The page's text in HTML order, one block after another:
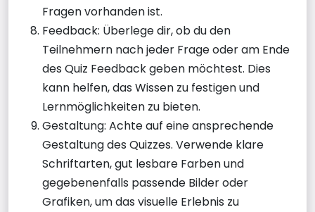
Fragen vorhanden ist.
Feedback: Überlege dir, ob du den
Teilnehmern nach jeder Frage oder am Ende
des Quiz Feedback geben möchtest. Dies
kann helfen, das Wissen zu festigen und
Lernmöglichkeiten zu bieten.
Gestaltung: Achte auf eine ansprechende
Gestaltung des Quizzes. Verwende klare
Schriftarten, gut lesbare Farben und
gegebenenfalls passende Bilder oder
Grafiken, um das visuelle Erlebnis zu